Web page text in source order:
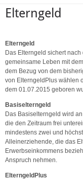
Elterngeld
Elterngeld
Das Elterngeld sichert
gemeinsame Leben mit
dem Bezug von dem
von ElterngeldPlus wählen
dem 01.07.2015 geboren
Basiselterngeld
Das Basiselterngeld wird
die den Zeitraum frei
mindestens zwei und
Alleinerziehende, die das
Erwerbseinkommens
Anspruch nehmen.
ElterngeldPlus